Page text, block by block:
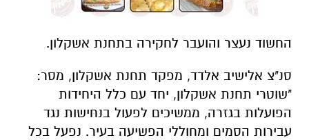
החשוד נעצר והועבר לחקירה בתחנת אשקלון.
סנ"צ אלישיב אלדד, מפקד תחנת אשקלון, מסר:
"שוטרי תחנת אשקלון, יחד עם כלל היחידות
הפועלות בגזרה, ממשיכים לפעול בנחישות נגד
עבירות הסמים ומחוללי הפשיעה בעיר. נפעל בכל